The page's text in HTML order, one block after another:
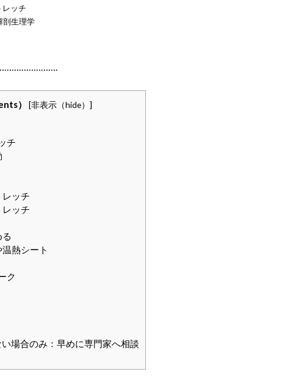
レッチ
剖生理学
） [非表示（hide） ]
チ
ッチ
ッチ
熱シート
ク
場合のみ：早めに専門家へ相談